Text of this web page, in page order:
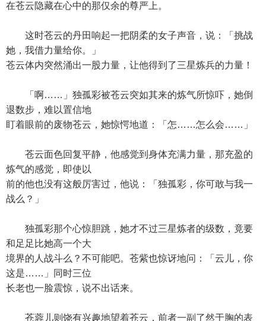
在苍云隐藏在心中的那仅余的尊严上。
这时苍云的丹田响起一把阴柔的女子声音，说：「挑战
她，我借力量给你。」
苍云体内突然涌出一股力量，让他得到了三星炼兵的力量！
「啊……」独孤彩被苍云突如其来的炼气所惊吓，她倒
退数步，难以置信地
盯着眼前的废物苍云，她惊愕地道：「怎……怎么会……」
苍云面色回复平静，他感觉到身体充满力量，那充盈的
炼气的感觉，即使以
前的他也没有这般厉害过，他说：「独孤彩，你可敢与我一
战么？」
独孤彩那个心惊胆跳，她才不过三星炼者的级数，竟要
和足足比她高一个大
境界的人战斗么？不可能吧。苍紫也惊讶地问：「云儿，你
这是……」同时三位
长老也一脸震惊，说不出话来。
苍蓉儿则饶有兴趣地望着苍云，前者一副了然于胸的表